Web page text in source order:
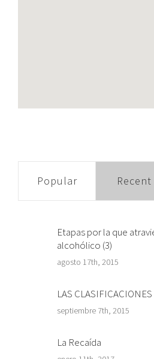
Popular Recent
Etapas por la que
alcohólico (3)
agosto 17th, 2015
LAS
septiembre 7th, 2015
La Recaída